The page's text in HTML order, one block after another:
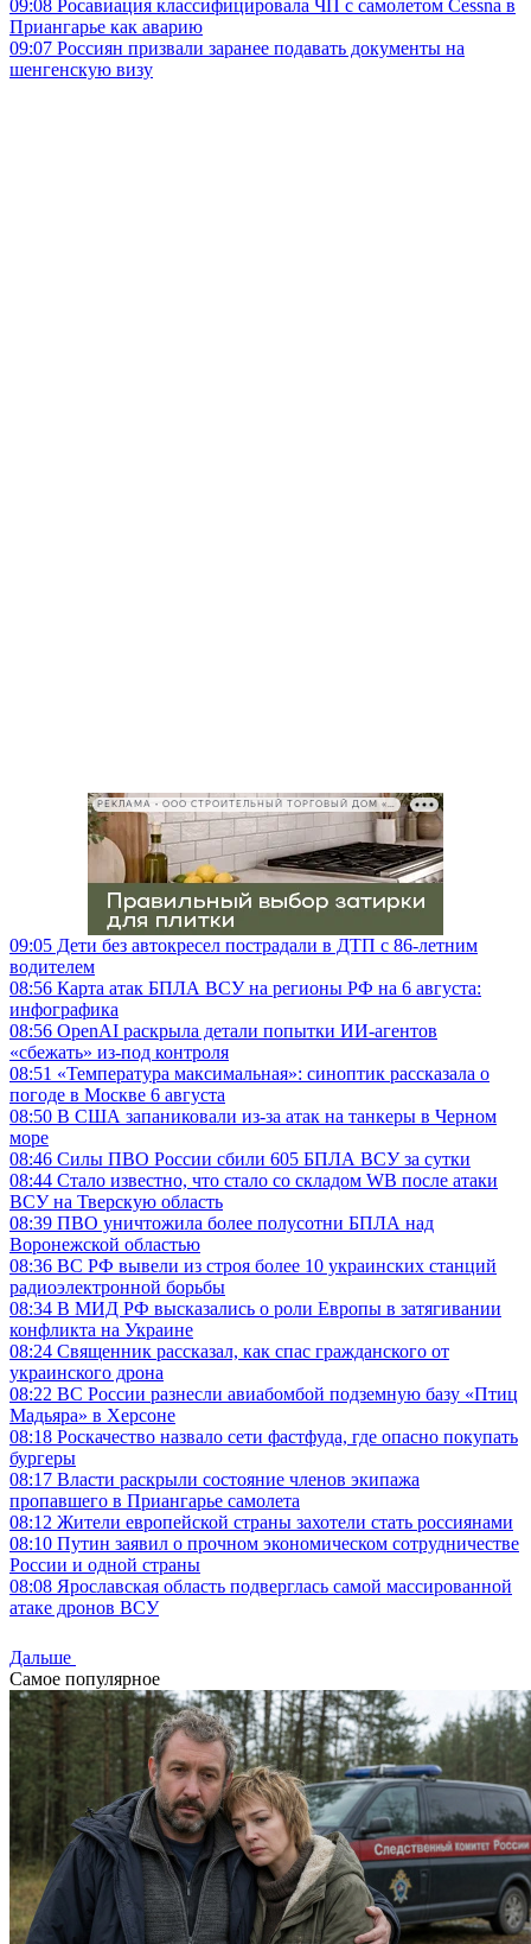
09:08 Росавиация классифицировала ЧП с самолетом Cessna в
Приангарье как аварию
09:07 Россиян призвали заранее подавать документы на
шенгенскую визу
РЕКЛАМА • ООО СТРОИТЕЛЬНЫЙ ТОРГОВЫЙ ДОМ «ПЕТРОВИЧ», ИНН 7802348846
09:05 Дети без автокресел пострадали в ДТП с 86-летним
водителем
08:56 Карта атак БПЛА ВСУ на регионы РФ на 6 августа:
инфографика
08:56 OpenAI раскрыла детали попытки ИИ-агентов
«сбежать» из-под контроля
08:51 «Температура максимальная»: синоптик рассказала о
погоде в Москве 6 августа
08:50 В США запаниковали из-за атак на танкеры в Черном
море
08:46 Силы ПВО России сбили 605 БПЛА ВСУ за сутки
08:44 Стало известно, что стало со складом WB после атаки
ВСУ на Тверскую область
08:39 ПВО уничтожила более полусотни БПЛА над
Воронежской областью
08:36 ВС РФ вывели из строя более 10 украинских станций
радиоэлектронной борьбы
08:34 В МИД РФ высказались о роли Европы в затягивании
конфликта на Украине
08:24 Священник рассказал, как спас гражданского от
украинского дрона
08:22 ВС России разнесли авиабомбой подземную базу «Птиц
Мадьяра» в Херсоне
08:18 Роскачество назвало сети фастфуда, где опасно покупать
бургеры
08:17 Власти раскрыли состояние членов экипажа
пропавшего в Приангарье самолета
08:12 Жители европейской страны захотели стать россиянами
08:10 Путин заявил о прочном экономическом сотрудничестве
России и одной страны
08:08 Ярославская область подверглась самой массированной
атаке дронов ВСУ
Дальше
Самое популярное